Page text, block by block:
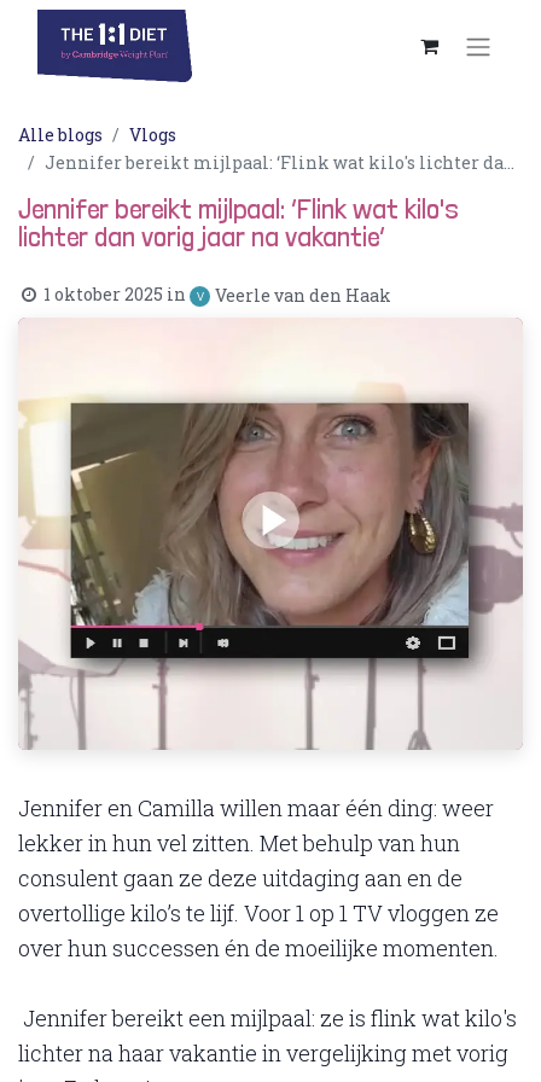
Alle blogs
Vlogs
Jennifer bereikt mijlpaal: ‘Flink wat kilo's lichter dan vorig jaar na vakantie’
Jennifer bereikt mijlpaal: ‘Flink wat kilo's
lichter dan vorig jaar na vakantie’
1 oktober 2025 in Veerle van den Haak
Jennifer en Camilla willen maar één ding: weer
lekker in hun vel zitten. Met behulp van hun
consulent gaan ze deze uitdaging aan en de
overtollige kilo’s te lijf. Voor 1 op 1 TV vloggen ze
over hun successen én de moeilijke momenten.
Jennifer bereikt een mijlpaal: ze is flink wat kilo's
lichter na haar vakantie in vergelijking met vorig